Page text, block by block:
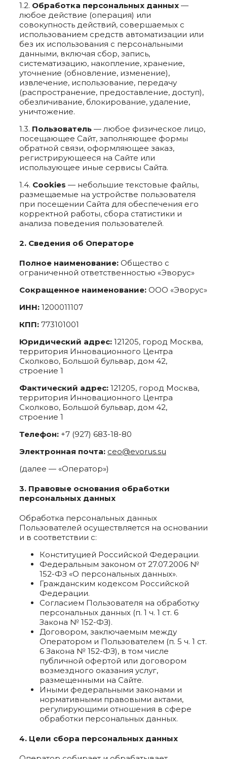
1.2. Обработка персональных данных —
любое действие (операция) или
совокупность действий, совершаемых с
использованием средств автоматизации или
без их использования с персональными
данными, включая сбор, запись,
систематизацию, накопление, хранение,
уточнение (обновление, изменение),
извлечение, использование, передачу
(распространение, предоставление, доступ),
обезличивание, блокирование, удаление,
уничтожение.
1.3. Пользователь — любое физическое лицо,
посещающее Сайт, заполняющее формы
обратной связи, оформляющее заказ,
регистрирующееся на Сайте или
использующее иные сервисы Сайта.
1.4. Cookies — небольшие текстовые файлы,
размещаемые на устройстве пользователя
при посещении Сайта для обеспечения его
корректной работы, сбора статистики и
анализа поведения пользователей.
2. Сведения об Операторе
Полное наименование: Общество с
ограниченной ответственностью «Эворус»
Сокращенное наименование: ООО «Эворус»
ИНН: 1200011107
КПП: 773101001
Юридический адрес: 121205, город Москва,
территория Инновационного Центра
Сколково, Большой бульвар, дом 42,
строение 1
Фактический адрес: 121205, город Москва,
территория Инновационного Центра
Сколково, Большой бульвар, дом 42,
строение 1
Телефон: +7 (927) 683-18-80
Электронная почта: ceo@evorus.su
(далее — «Оператор»)
3. Правовые основания обработки
персональных данных
Обработка персональных данных
Пользователей осуществляется на основании
и в соответствии с:
Конституцией Российской Федерации.
Федеральным законом от 27.07.2006 №
152-ФЗ «О персональных данных».
Гражданским кодексом Российской
Федерации.
Согласием Пользователя на обработку
персональных данных (п. 1 ч. 1 ст. 6
Закона № 152-ФЗ).
Договором, заключаемым между
Оператором и Пользователем (п. 5 ч. 1 ст.
6 Закона № 152-ФЗ), в том числе
публичной офертой или договором
возмездного оказания услуг,
размещенными на Сайте.
Иными федеральными законами и
нормативными правовыми актами,
регулирующими отношения в сфере
обработки персональных данных.
4. Цели сбора персональных данных